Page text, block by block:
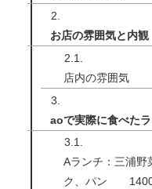
お店の雰囲気と内観
店内の雰囲気
aoで実際に食べた
Aランチ：三浦野
ク、パン 1400